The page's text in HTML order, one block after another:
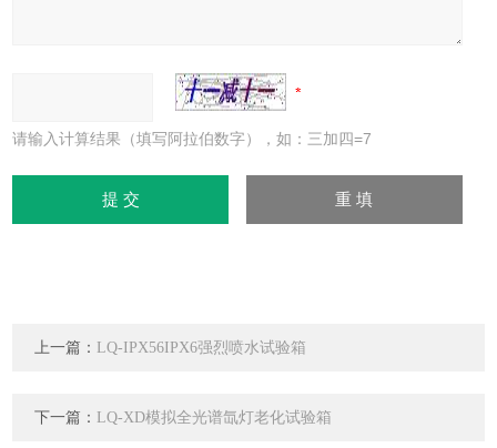
请输入计算结果（填写阿拉伯数字），如：三加四=7
上一篇： LQ-IPX56IPX6强烈喷水试验箱
下一篇： LQ-XD模拟全光谱氙灯老化试验箱